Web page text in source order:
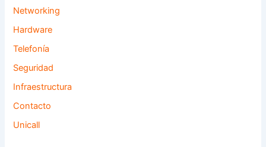
Networking
Hardware
Telefonía
Seguridad
Infraestructura
Contacto
Unicall